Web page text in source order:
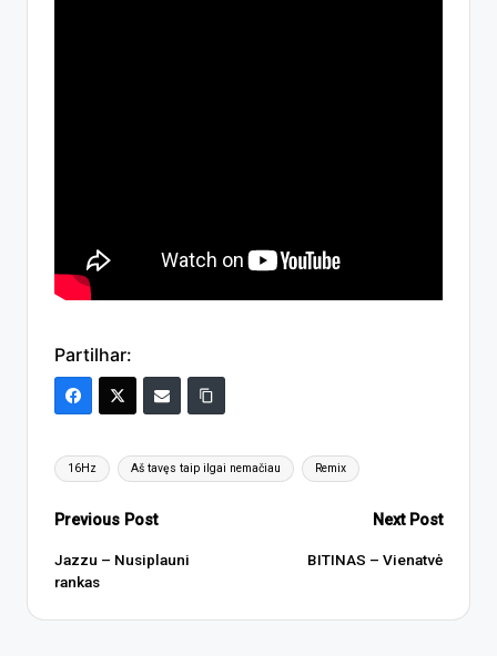
Partilhar:
Tags:
16Hz Aš tavęs taip ilgai nemačiau Remix
Post
navigation
Previous Post
Jazzu – Nusiplauni
rankas
Next Post
BITINAS – Vienatvė